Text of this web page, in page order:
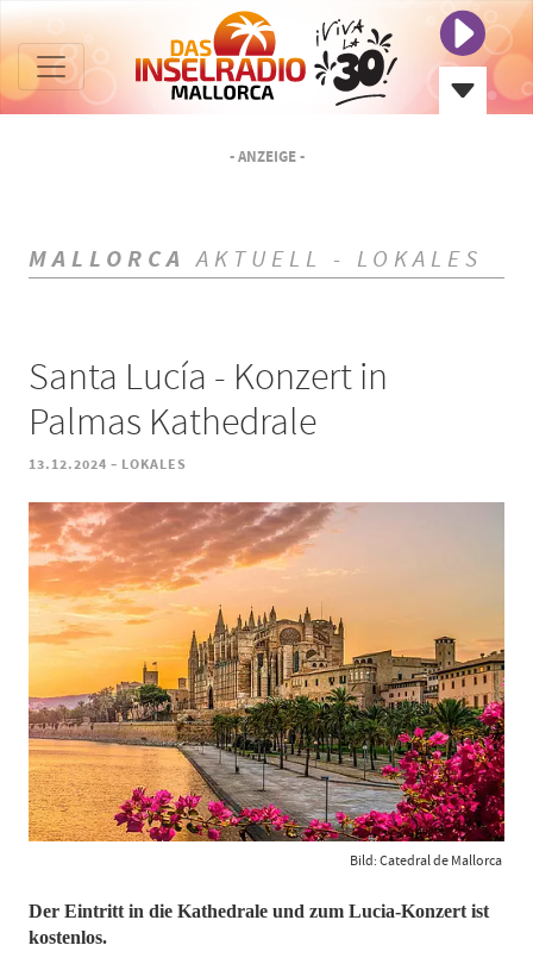
- ANZEIGE -
MALLORCA AKTUELL - LOKALES
Santa Lucía - Konzert in
Palmas Kathedrale
13.12.2024 - LOKALES
Bild: Catedral de Mallorca
Der Eintritt in die Kathedrale und zum Lucia-Konzert ist
kostenlos.